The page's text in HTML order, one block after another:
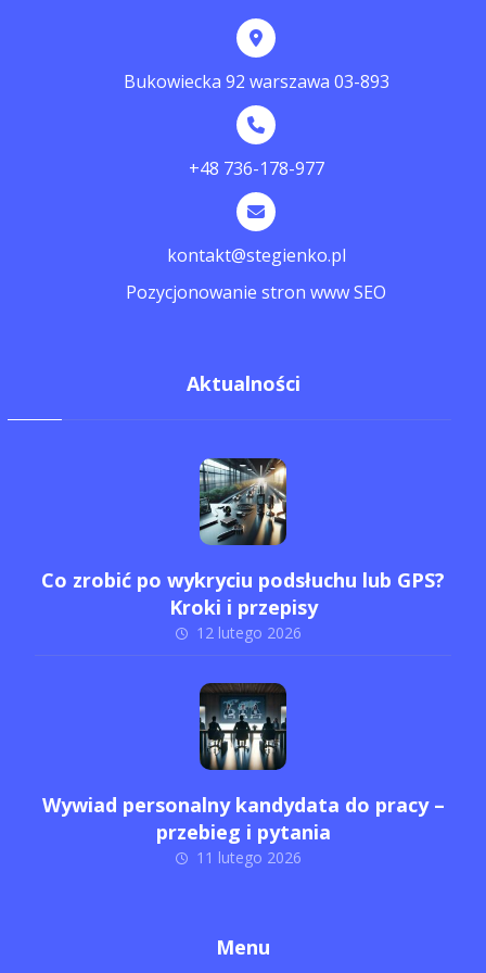
Bukowiecka 92 warszawa 03-893
+48 736-178-977
kontakt@stegienko.pl
Pozycjonowanie stron www SEO
Aktualności
Co zrobić po wykryciu podsłuchu lub GPS?
Kroki i przepisy
12 lutego 2026
Wywiad personalny kandydata do pracy –
przebieg i pytania
11 lutego 2026
Menu